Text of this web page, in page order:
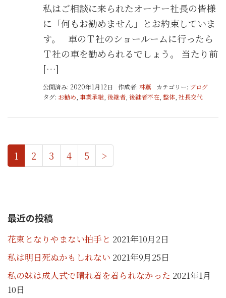
私はご相談に来られたオーナー社長の皆様
に「何もお勧めません」とお約束していま
す。 車のＴ社のショールームに行ったら
Ｔ社の車を勧められるでしょう。 当たり前
[…]
公開済み: 2020年1月12日 作成者: 林薫 カテゴリー: ブログ
タグ: お勧め 事業承継 後継者 後継者不在 整体 社長交代
1 2 3 4 5 >
最近の投稿
花束となりやまない拍手と 2021年10月2日
私は明日死ぬかもしれない 2021年9月25日
私の妹は成人式で晴れ着を着られなかった 2021年1月
10日